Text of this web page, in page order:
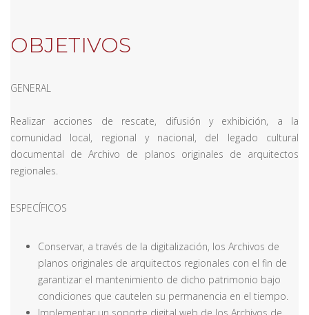
OBJETIVOS
GENERAL
Realizar acciones de rescate, difusión y exhibición, a la
comunidad local, regional y nacional, del legado cultural
documental de Archivo de planos originales de arquitectos
regionales.
ESPECÍFICOS
Conservar, a través de la digitalización, los Archivos de
planos originales de arquitectos regionales con el fin de
garantizar el mantenimiento de dicho patrimonio bajo
condiciones que cautelen su permanencia en el tiempo.